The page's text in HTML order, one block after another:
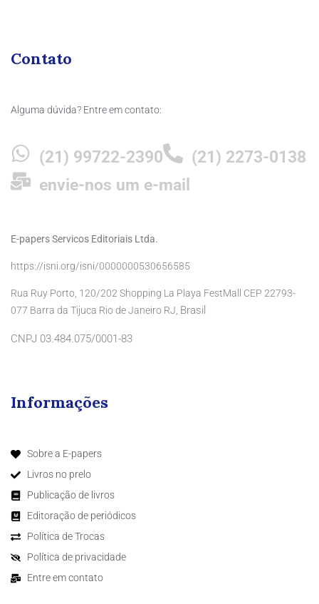
Contato
Alguma dúvida? Entre em contato:
(21) 99722-2390
(21) 2273-0138
envie-nos um e-mail
E-papers Servicos Editoriais Ltda.
https://isni.org/isni/0000000530656585
Rua Ruy Porto, 120/202 Shopping La Playa FestMall CEP 22793-
077 Barra da Tijuca Rio de Janeiro RJ, Brasil
CNPJ 03.484.075/0001-83
Informações
Sobre a E-papers
Livros no prelo
Publicação de livros
Editoração de periódicos
Política de Trocas
Política de privacidade
Entre em contato